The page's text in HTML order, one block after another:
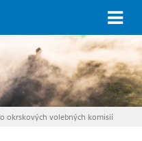
okrskových volebných komisií